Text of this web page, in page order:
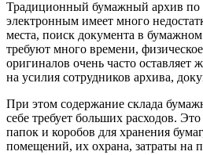
Традиционный бумажный архив по
электронным имеет много
места, поиск документа в
требуют много времени,
оригиналов очень часто оставляет
на усилия сотрудников архива,
При этом содержание склада
себе требует больших расходов.
папок и коробов для хранения
помещений, их охрана, затраты на